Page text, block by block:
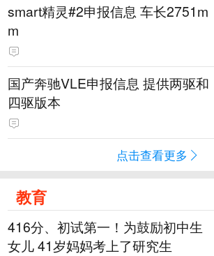
smart精灵#2申报信息 车长2751m
m
国产奔驰VLE申报信息 提供两驱和
四驱版本
点击查看更多
教育
416分、初试第一！为鼓励初中生
女儿 41岁妈妈考上了研究生